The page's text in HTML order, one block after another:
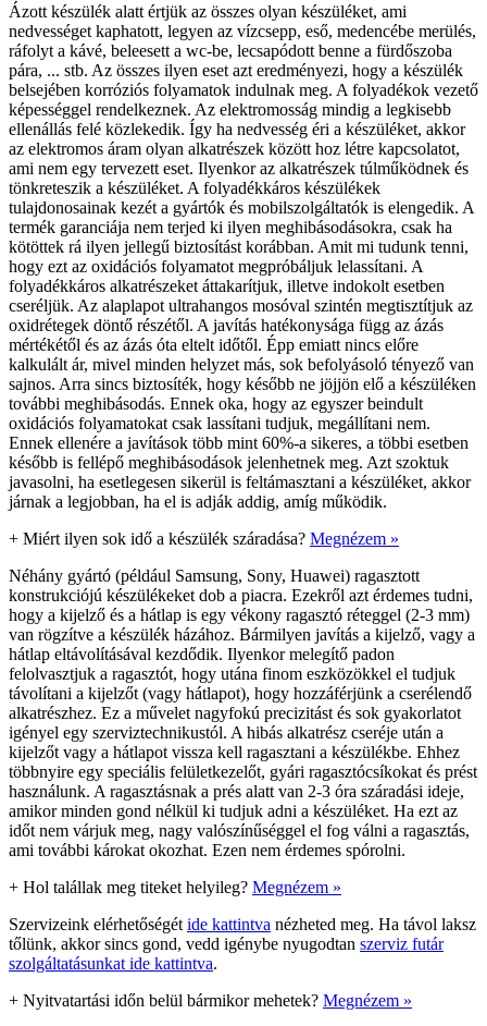
Ázott készülék alatt értjük az összes olyan készüléket, ami
nedvességet kaphatott, legyen az vízcsepp, eső, medencébe merülés,
ráfolyt a kávé, beleesett a wc-be, lecsapódott benne a fürdőszoba
pára, ... stb. Az összes ilyen eset azt eredményezi, hogy a készülék
belsejében korróziós folyamatok indulnak meg. A folyadékok vezető
képességgel rendelkeznek. Az elektromosság mindig a legkisebb
ellenállás felé közlekedik. Így ha nedvesség éri a készüléket, akkor
az elektromos áram olyan alkatrészek között hoz létre kapcsolatot,
ami nem egy tervezett eset. Ilyenkor az alkatrészek túlműködnek és
tönkreteszik a készüléket. A folyadékkáros készülékek
tulajdonosainak kezét a gyártók és mobilszolgáltatók is elengedik. A
termék garanciája nem terjed ki ilyen meghibásodásokra, csak ha
kötöttek rá ilyen jellegű biztosítást korábban. Amit mi tudunk tenni,
hogy ezt az oxidációs folyamatot megpróbáljuk lelassítani. A
folyadékkáros alkatrészeket áttakarítjuk, illetve indokolt esetben
cseréljük. Az alaplapot ultrahangos mosóval szintén megtisztítjuk az
oxidrétegek döntő részétől. A javítás hatékonysága függ az ázás
mértékétől és az ázás óta eltelt időtől. Épp emiatt nincs előre
kalkulált ár, mivel minden helyzet más, sok befolyásoló tényező van
sajnos. Arra sincs biztosíték, hogy később ne jöjjön elő a készüléken
további meghibásodás. Ennek oka, hogy az egyszer beindult
oxidációs folyamatokat csak lassítani tudjuk, megállítani nem.
Ennek ellenére a javítások több mint 60%-a sikeres, a többi esetben
később is fellépő meghibásodások jelenhetnek meg. Azt szoktuk
javasolni, ha esetlegesen sikerül is feltámasztani a készüléket, akkor
járnak a legjobban, ha el is adják addig, amíg működik.
+ Miért ilyen sok idő a készülék száradása? Megnézem »
Néhány gyártó (például Samsung, Sony, Huawei) ragasztott
konstrukciójú készülékeket dob a piacra. Ezekről azt érdemes tudni,
hogy a kijelző és a hátlap is egy vékony ragasztó réteggel (2-3 mm)
van rögzítve a készülék házához. Bármilyen javítás a kijelző, vagy a
hátlap eltávolításával kezdődik. Ilyenkor melegítő padon
felolvasztjuk a ragasztót, hogy utána finom eszközökkel el tudjuk
távolítani a kijelzőt (vagy hátlapot), hogy hozzáférjünk a cserélendő
alkatrészhez. Ez a művelet nagyfokú precizitást és sok gyakorlatot
igényel egy szerviztechnikustól. A hibás alkatrész cseréje után a
kijelzőt vagy a hátlapot vissza kell ragasztani a készülékbe. Ehhez
többnyire egy speciális felületkezelőt, gyári ragasztócsíkokat és prést
használunk. A ragasztásnak a prés alatt van 2-3 óra száradási ideje,
amikor minden gond nélkül ki tudjuk adni a készüléket. Ha ezt az
időt nem várjuk meg, nagy valószínűséggel el fog válni a ragasztás,
ami további károkat okozhat. Ezen nem érdemes spórolni.
+ Hol talállak meg titeket helyileg? Megnézem »
Szervizeink elérhetőségét ide kattintva nézheted meg. Ha távol laksz
tőlünk, akkor sincs gond, vedd igénybe nyugodtan szerviz futár
szolgáltatásunkat ide kattintva.
+ Nyitvatartási időn belül bármikor mehetek? Megnézem »